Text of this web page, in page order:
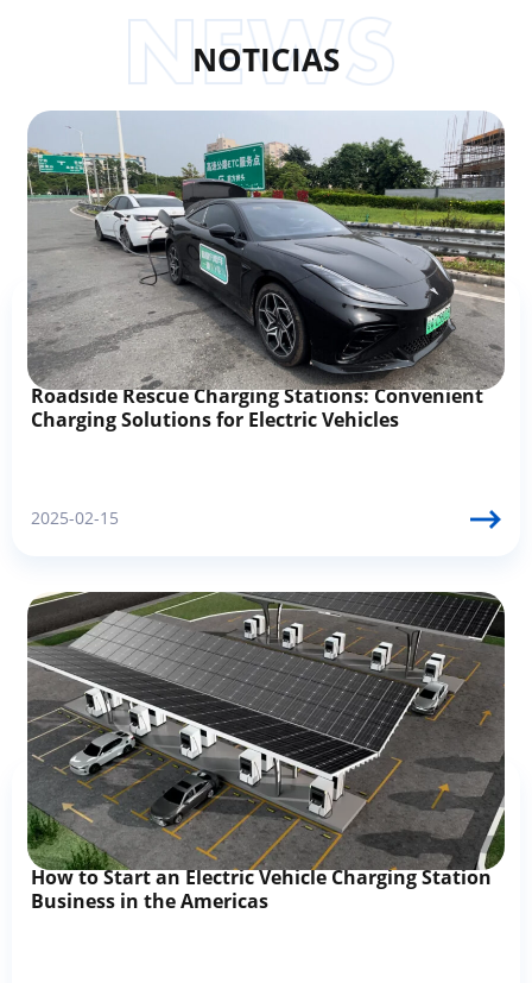
NOTICIAS
Roadside Rescue Charging Stations: Convenient
Charging Solutions for Electric Vehicles
2025-02-15
How to Start an Electric Vehicle Charging Station
Business in the Americas